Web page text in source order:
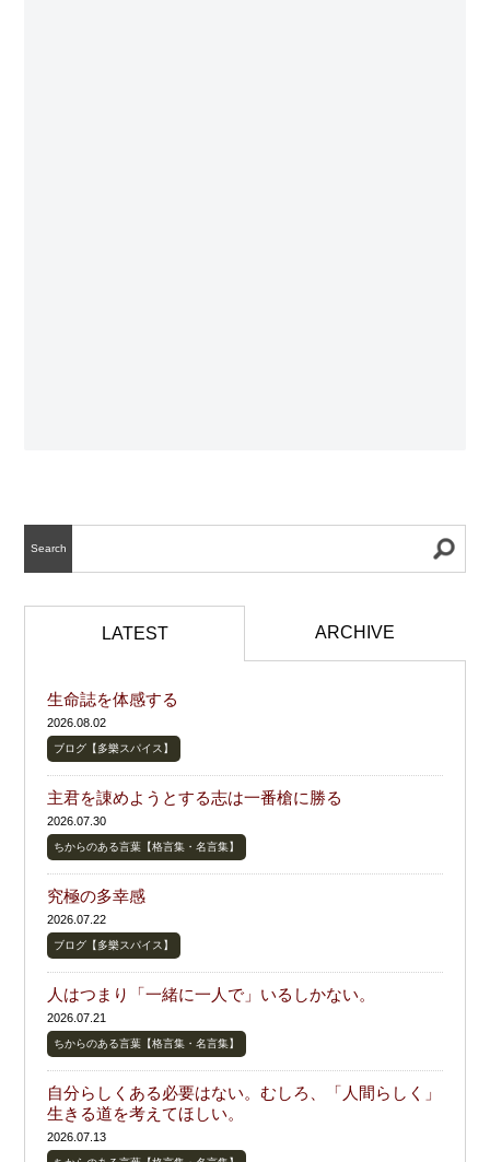
Search
LATEST ARCHIVE
生命誌を体感する
2026.08.02
ブログ【多樂スパイス】
主君を諌めようとする志は一番槍に勝る
2026.07.30
ちからのある言葉【格言集・名言集】
究極の多幸感
2026.07.22
ブログ【多樂スパイス】
人はつまり「一緒に一人で」いるしかない。
2026.07.21
ちからのある言葉【格言集・名言集】
自分らしくある必要はない。むしろ、「人間らしく」
生きる道を考えてほしい。
2026.07.13